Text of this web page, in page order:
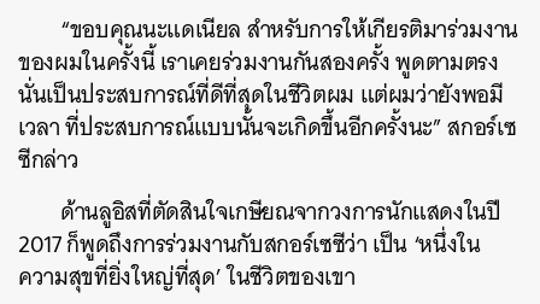
“ขอบคุณนะแดเนียล สำหรับการให้เกียรติมาร่วมงาน
ของผมในครั้งนี้ เราเคยร่วมงานกันสองครั้ง พูดตามตรง
นั่นเป็นประสบการณ์ที่ดีที่สุดในชีวิตผม แต่ผมว่ายังพอมี
เวลา ที่ประสบการณ์แบบนั้นจะเกิดขึ้นอีกครั้งนะ” สกอร์เซ
ซีกล่าว
ด้านลูอิสที่ตัดสินใจเกษียณจากวงการนักแสดงในปี
2017 ก็พูดถึงการร่วมงานกับสกอร์เซซีว่า เป็น ‘หนึ่งใน
ความสุขที่ยิ่งใหญ่ที่สุด’ ในชีวิตของเขา